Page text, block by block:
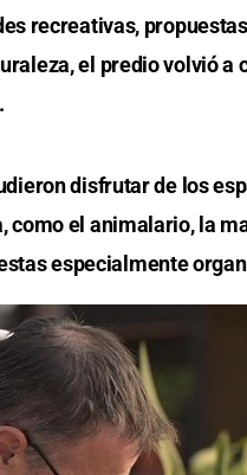
recreativas,
el predio volvió a
disfrutar de los
como el animalario, la
especialmente